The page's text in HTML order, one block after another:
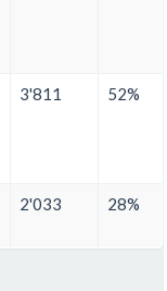
3'811 52%
2'033 28%